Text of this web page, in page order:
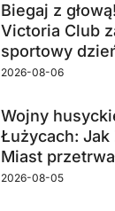
Biegaj z
Victoria Club
sportowy
2026-08-06
Wojny
Łużycach:
Miast
2026-08-05